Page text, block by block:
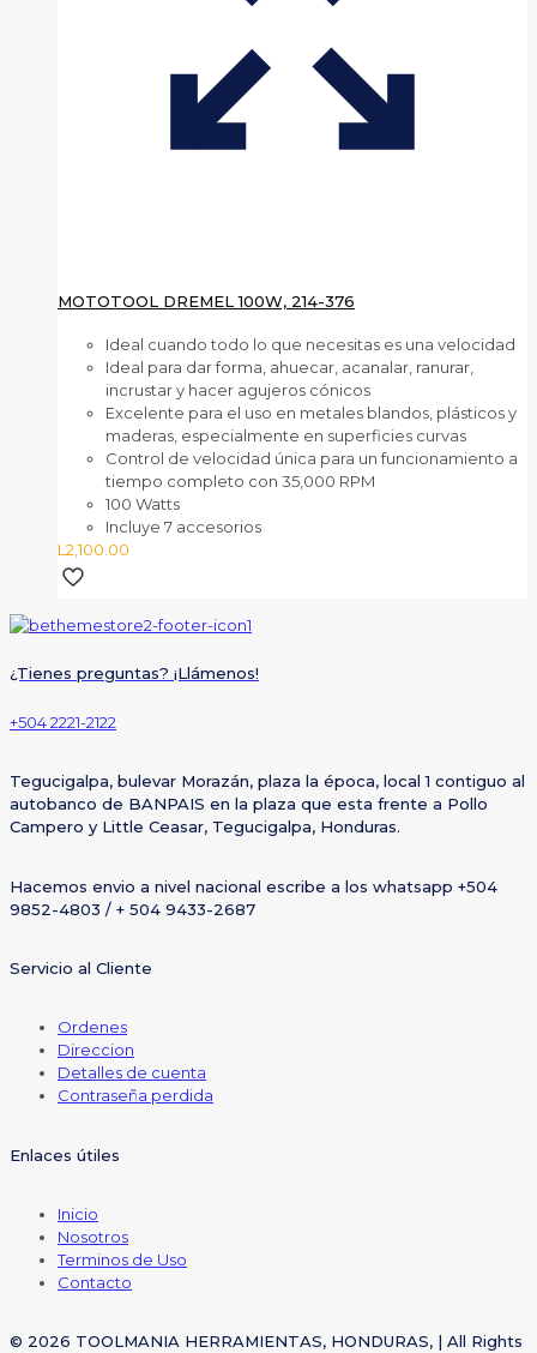
MOTOTOOL DREMEL 100W, 214-376
Ideal cuando todo lo que necesitas es una velocidad
Ideal para dar forma, ahuecar, acanalar, ranurar,
incrustar y hacer agujeros cónicos
Excelente para el uso en metales blandos, plásticos y
maderas, especialmente en superficies curvas
Control de velocidad única para un funcionamiento a
tiempo completo con 35,000 RPM
100 Watts
Incluye 7 accesorios
L 2,100.00
¿Tienes preguntas? ¡Llámenos!
+504 2221-2122
Tegucigalpa, bulevar Morazán, plaza la época, local 1 contiguo al
autobanco de BANPAIS en la plaza que esta frente a Pollo
Campero y Little Ceasar, Tegucigalpa, Honduras.
Hacemos envio a nivel nacional escribe a los whatsapp +504
9852-4803 / + 504 9433-2687
Servicio al Cliente
Ordenes
Direccion
Detalles de cuenta
Contraseña perdida
Enlaces útiles
Inicio
Nosotros
Terminos de Uso
Contacto
© 2026 TOOLMANIA HERRAMIENTAS, HONDURAS, | All Rights